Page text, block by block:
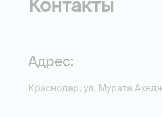
Контакты
Адрес:
Краснодар, ул. Мурата